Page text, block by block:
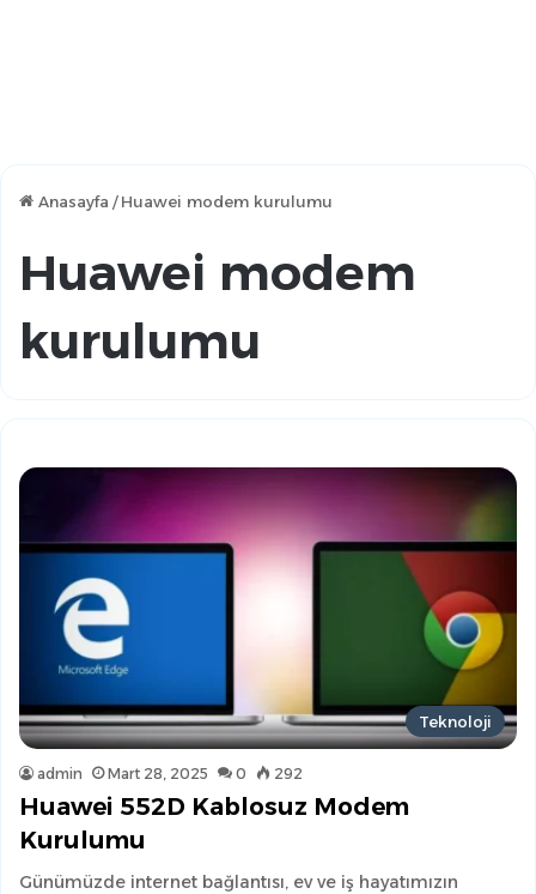
Anasayfa / Huawei modem kurulumu
Huawei modem
kurulumu
Teknoloji
admin Mart 28, 2025 0 292
Huawei 552D Kablosuz Modem
Kurulumu
Günümüzde internet bağlantısı, ev ve iş hayatımızın